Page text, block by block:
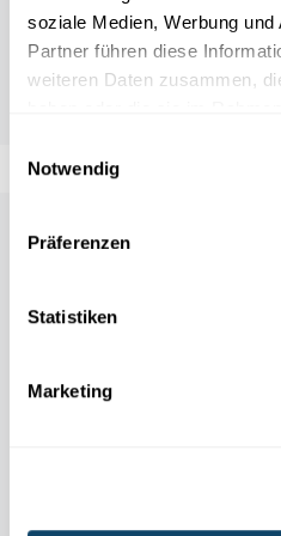
soziale Medien, Werbung
Partner führen diese
weiteren Daten zusammen,
Notwendig
Präferenzen
Statistiken
Marketing
Auch in dieser